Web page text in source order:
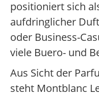
positioniert sich
aufdringlicher
oder Business-
viele Buero- und
Aus Sicht der
steht Montblanc